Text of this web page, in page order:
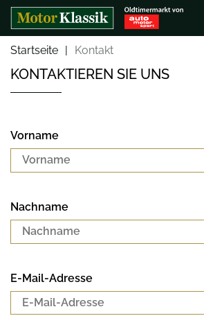
Startseite Kontakt
KONTAKTIEREN SIE UNS
Vorname
Nachname
E-Mail-Adresse